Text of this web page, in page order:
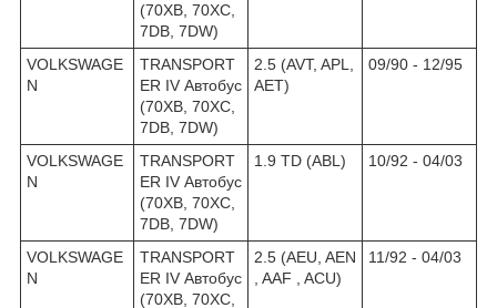
(70XB, 70XC,
7DB, 7DW)
VOLKSWAGE
N
TRANSPORT
ER IV Автобус
(70XB, 70XC,
7DB, 7DW)
2.5 (AVT, APL,
AET)
09/90 - 12/95
VOLKSWAGE
N
TRANSPORT
ER IV Автобус
(70XB, 70XC,
7DB, 7DW)
1.9 TD (ABL) 10/92 - 04/03
VOLKSWAGE
N
TRANSPORT
ER IV Автобус
(70XB, 70XC,
2.5 (AEU, AEN
, AAF , ACU)
11/92 - 04/03